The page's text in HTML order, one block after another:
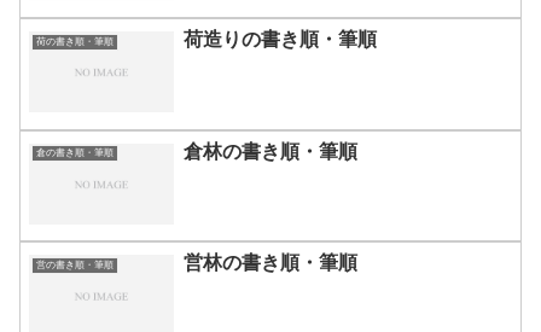
荷の書き順・筆順 荷造りの書き順・筆順
倉の書き順・筆順 倉林の書き順・筆順
営の書き順・筆順 営林の書き順・筆順